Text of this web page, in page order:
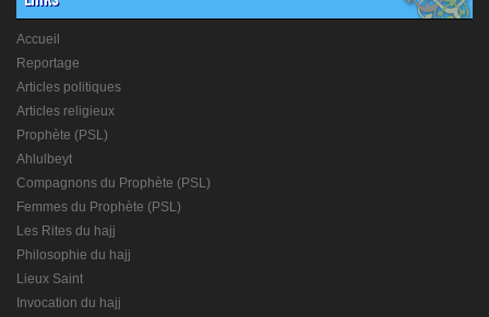
Accueil
Reportage
Articles politiques
Articles religieux
Prophète (PSL)
Ahlulbeyt
Compagnons du Prophète (PSL)
Femmes du Prophète (PSL)
Les Rites du hajj
Philosophie du hajj
Lieux Saint
Invocation du hajj